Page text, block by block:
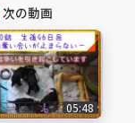
#bir
with-dad
次の動画
05:48